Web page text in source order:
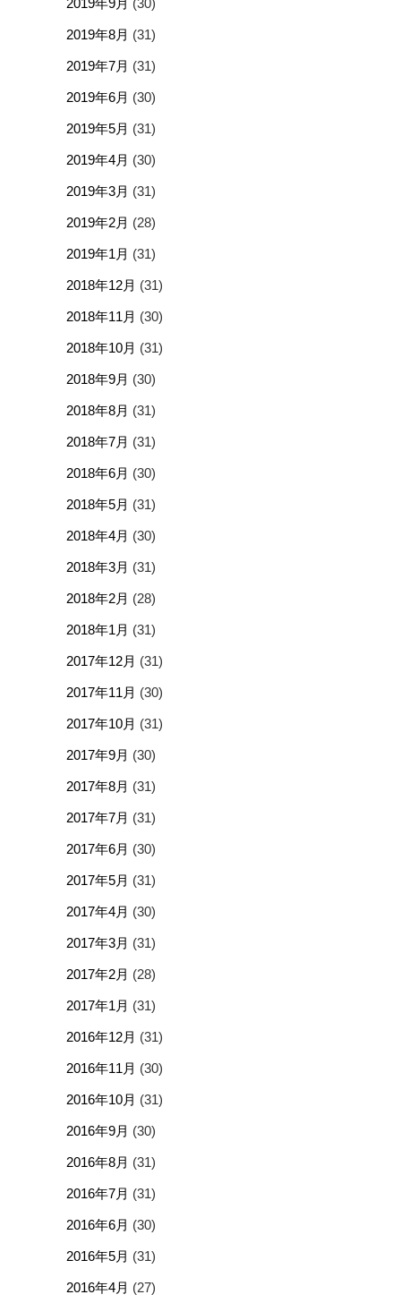
2019年9月 (30)
2019年8月 (31)
2019年7月 (31)
2019年6月 (30)
2019年5月 (31)
2019年4月 (30)
2019年3月 (31)
2019年2月 (28)
2019年1月 (31)
2018年12月 (31)
2018年11月 (30)
2018年10月 (31)
2018年9月 (30)
2018年8月 (31)
2018年7月 (31)
2018年6月 (30)
2018年5月 (31)
2018年4月 (30)
2018年3月 (31)
2018年2月 (28)
2018年1月 (31)
2017年12月 (31)
2017年11月 (30)
2017年10月 (31)
2017年9月 (30)
2017年8月 (31)
2017年7月 (31)
2017年6月 (30)
2017年5月 (31)
2017年4月 (30)
2017年3月 (31)
2017年2月 (28)
2017年1月 (31)
2016年12月 (31)
2016年11月 (30)
2016年10月 (31)
2016年9月 (30)
2016年8月 (31)
2016年7月 (31)
2016年6月 (30)
2016年5月 (31)
2016年4月 (27)